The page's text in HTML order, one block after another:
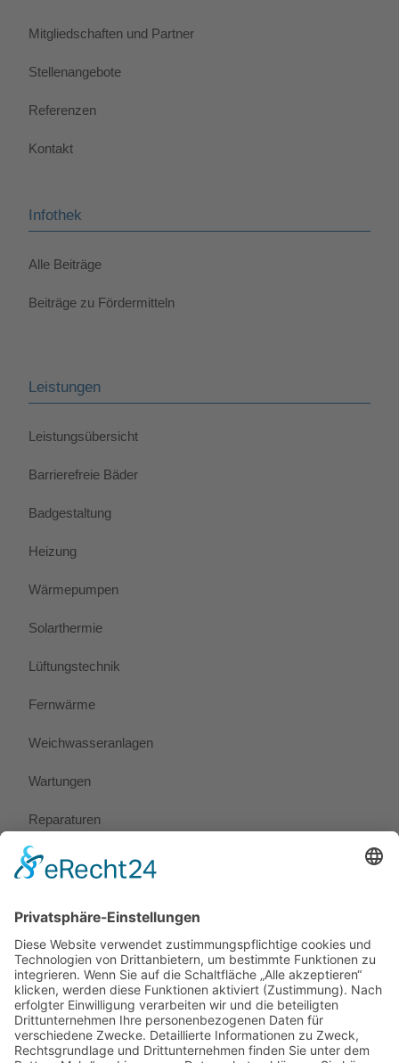
Mitgliedschaften und Partner
Stellenangebote
Referenzen
Kontakt
Infothek
Alle Beiträge
Beiträge zu Fördermitteln
Leistungen
Leistungsübersicht
Barrierefreie Bäder
Badgestaltung
Heizung
Wärmepumpen
Solarthermie
Lüftungstechnik
Fernwärme
Weichwasseranlagen
Wartungen
Reparaturen
Notdienst
Rechtliches
Impressum